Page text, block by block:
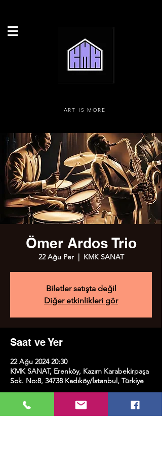
ART IS MORE
Ömer Ardos Trio
22 Ağu Per
  |
KMK SANAT
Biletler satışta değil
Diğer etkinlikleri gör
Saat ve Yer
22 Ağu 2024 20:30
KMK SANAT, Erenköy, Kazım Karabekirpaşa
Sok. No:8, 34738 Kadıköy/İstanbul, Türkiye